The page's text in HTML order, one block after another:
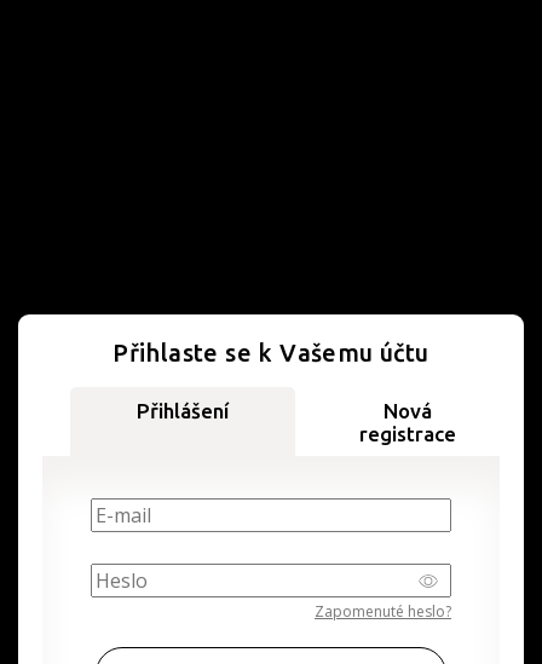
Přihlaste se k Vašemu účtu
Přihlášení
Nová
registrace
Zapomenuté heslo?